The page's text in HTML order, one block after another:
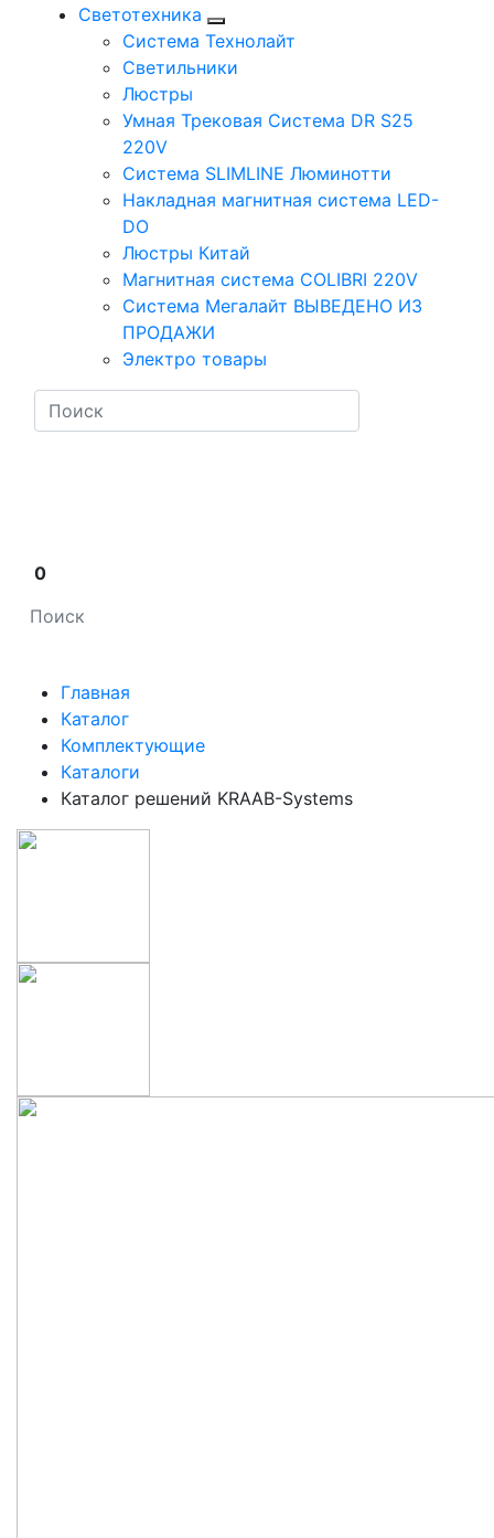
Светотехника
Система Технолайт
Светильники
Люстры
Умная Трековая Система DR S25
220V
Система SLIMLINE Люминотти
Накладная магнитная система LED-
DO
Люстры Китай
Магнитная система COLIBRI 220V
Система Мегалайт ВЫВЕДЕНО ИЗ
ПРОДАЖИ
Электро товары
0
Главная
Каталог
Комплектующие
Каталоги
Каталог решений KRAAB-Systems